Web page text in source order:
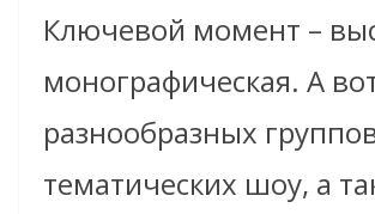
Ключевой момент –
монографическая. А
разнообразных
тематических шоу, а